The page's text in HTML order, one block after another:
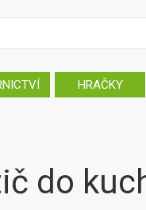
HRAČKY
do